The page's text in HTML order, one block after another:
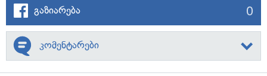
გაზიარება 0
კომენტარები